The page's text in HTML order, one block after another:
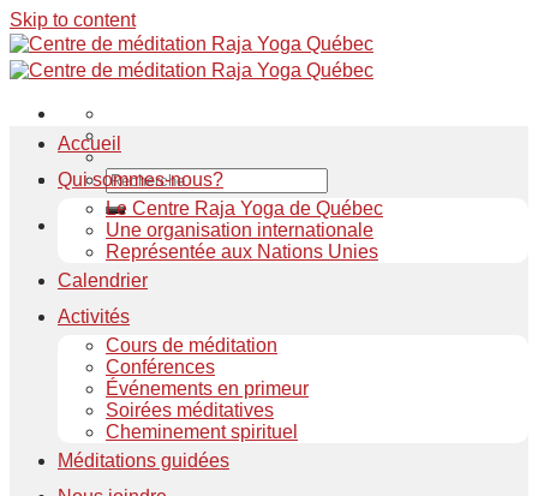
Skip to content
Accueil
Qui sommes-nous?
Le Centre Raja Yoga de Québec
Une organisation internationale
Représentée aux Nations Unies
Calendrier
Activités
Cours de méditation
Conférences
Événements en primeur
Soirées méditatives
Cheminement spirituel
Méditations guidées